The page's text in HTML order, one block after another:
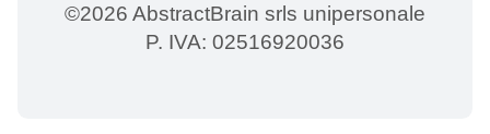
©2026 AbstractBrain srls unipersonale
P. IVA: 02516920036